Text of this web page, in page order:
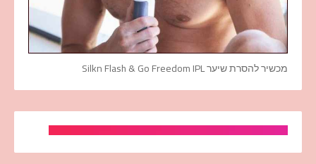
מכשיר להסרת שיער Silkn Flash & Go Freedom IPL